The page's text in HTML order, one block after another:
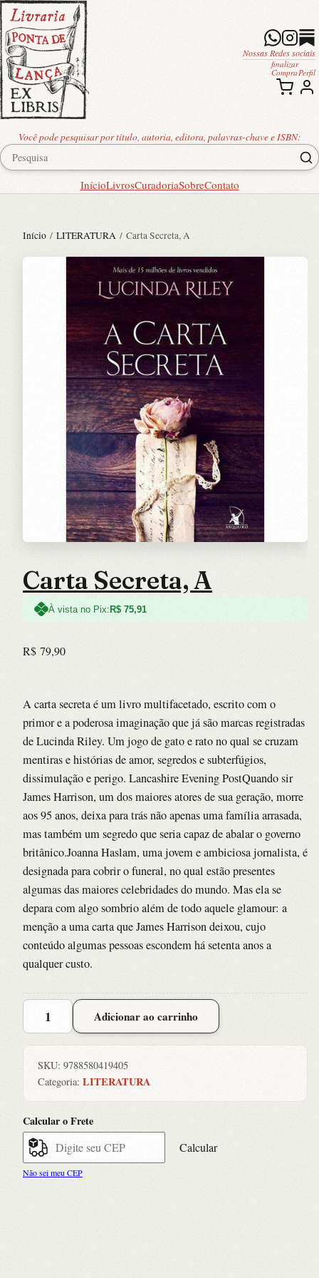
Você pode pesquisar por título, autoria, editora, palavras-chave e ISBN:
InícioLivrosCuradoriaSobreContato
Nossas Redes sociais
finalizar
Compra Perfil
Início / LITERATURA / Carta Secreta, A
Carta Secreta, A
À vista no Pix:R$ 75,91
R$ 79,90
A carta secreta é um livro multifacetado, escrito com o
primor e a poderosa imaginação que já são marcas registradas
de Lucinda Riley. Um jogo de gato e rato no qual se cruzam
mentiras e histórias de amor, segredos e subterfúgios,
dissimulação e perigo. Lancashire Evening PostQuando sir
James Harrison, um dos maiores atores de sua geração, morre
aos 95 anos, deixa para trás não apenas uma família arrasada,
mas também um segredo que seria capaz de abalar o governo
britânico.Joanna Haslam, uma jovem e ambiciosa jornalista, é
designada para cobrir o funeral, no qual estão presentes
algumas das maiores celebridades do mundo. Mas ela se
depara com algo sombrio além de todo aquele glamour: a
menção a uma carta que James Harrison deixou, cujo
conteúdo algumas pessoas escondem há setenta anos a
qualquer custo.
Carta
Secreta,
Adicionar ao carrinho
SKU: 9788580419405
Categoria: LITERATURA
Calcular o Frete
Calcular
Não sei meu CEP